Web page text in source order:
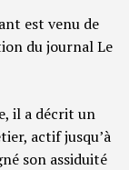
est venu de
du journal Le
il a décrit un
actif jusqu’à
son assiduité